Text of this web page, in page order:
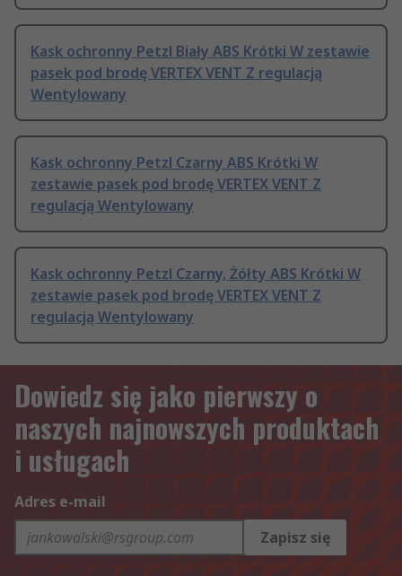
Kask ochronny Petzl Biały ABS Krótki W zestawie
pasek pod brodę VERTEX VENT Z regulacją
Wentylowany
Kask ochronny Petzl Czarny ABS Krótki W
zestawie pasek pod brodę VERTEX VENT Z
regulacją Wentylowany
Kask ochronny Petzl Czarny, Żółty ABS Krótki W
zestawie pasek pod brodę VERTEX VENT Z
regulacją Wentylowany
Dowiedz się jako pierwszy o
naszych najnowszych produktach
i usługach
Adres e-mail
Zapisz się